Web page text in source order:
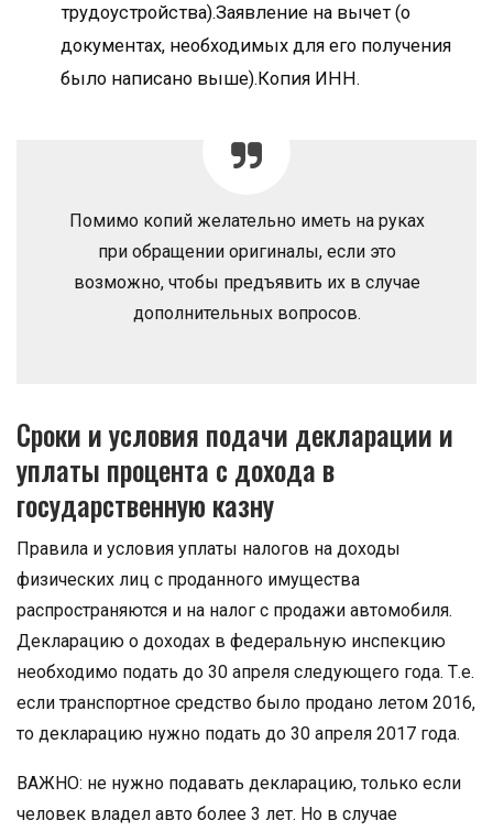
трудоустройства).Заявление на вычет (о
документах, необходимых для его получения
было написано выше).Копия ИНН.
Помимо копий желательно иметь на руках
при обращении оригиналы, если это
возможно, чтобы предъявить их в случае
дополнительных вопросов.
Сроки и условия подачи декларации и
уплаты процента с дохода в
государственную казну
Правила и условия уплаты налогов на доходы
физических лиц с проданного имущества
распространяются и на налог с продажи автомобиля.
Декларацию о доходах в федеральную инспекцию
необходимо подать до 30 апреля следующего года. Т.е.
если транспортное средство было продано летом 2016,
то декларацию нужно подать до 30 апреля 2017 года.
ВАЖНО: не нужно подавать декларацию, только если
человек владел авто более 3 лет. Но в случае